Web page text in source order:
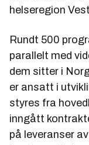
helseregion
Rundt 500
parallelt med
dem sitter i
er ansatt i
styres fra
inngått
på leveranser